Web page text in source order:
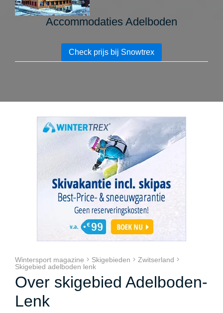
Accommodaties Adelboden
Check prijs bij Snowtrex
Wintersport magazine Skigebieden
Zwitserland
Skigebied adelboden lenk
Over skigebied Adelboden-
Lenk